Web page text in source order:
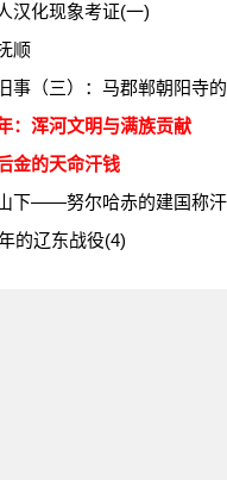
汉化现象考证(一)
顺
事（三）：马郡郸朝阳寺
：浑河文明与满族贡献
金的天命汗钱
下——努尔哈赤的建国称
的辽东战役(4)